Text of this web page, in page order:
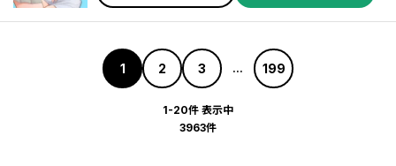
1 2 3 ... 199
1-20件 表示中
3963件